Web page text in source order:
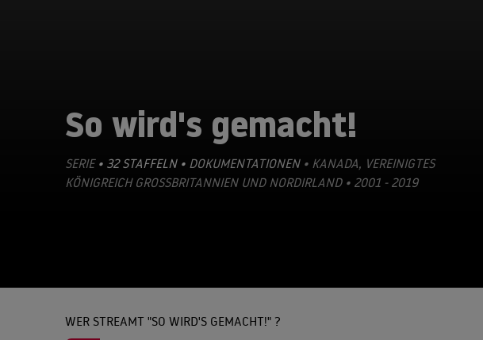
So wird's gemacht!
SERIE • 32 STAFFELN • DOKUMENTATIONEN• KANADA, VEREINIGTES
KÖNIGREICH GROSSBRITANNIEN UND NORDIRLAND • 2001 - 2019
WER STREAMT "SO WIRD'S GEMACHT!" ?